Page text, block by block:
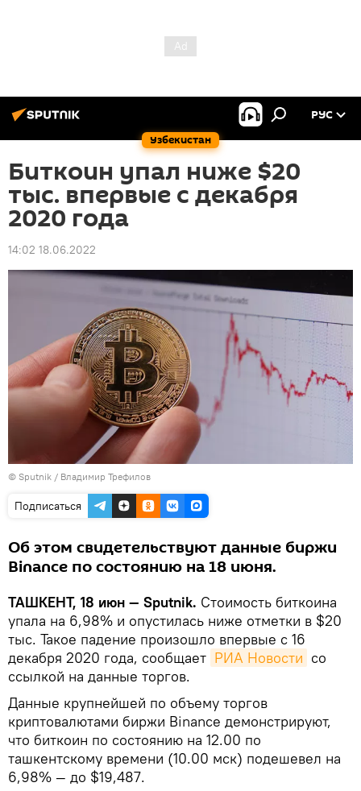
Узбекистан
РУС
Биткоин упал ниже $20
тыс. впервые с декабря
2020 года
14:02 18.06.2022
© Sputnik / Владимир Трефилов
Подписаться
Об этом свидетельствуют данные биржи
Binance по состоянию на 18 июня.
ТАШКЕНТ, 18 июн — Sputnik. Стоимость биткоина
упала на 6,98% и опустилась ниже отметки в $20
тыс. Такое падение произошло впервые с 16
декабря 2020 года, сообщает РИА Новости со
ссылкой на данные торгов.
Данные крупнейшей по объему торгов
криптовалютами биржи Binance демонстрируют,
что биткоин по состоянию на 12.00 по
ташкентскому времени (10.00 мск) подешевел на
6,98% — до $19,487.